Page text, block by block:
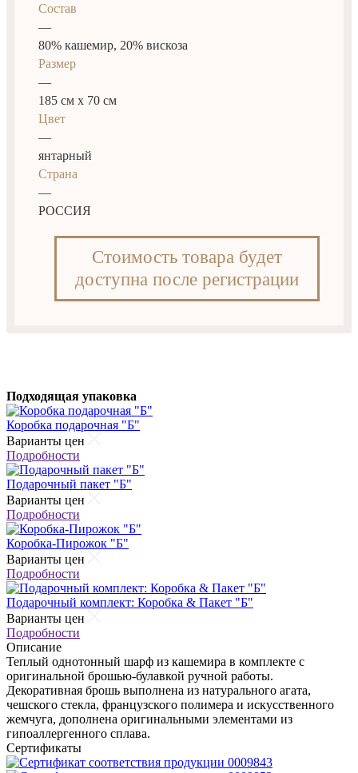
Состав
—
80% кашемир, 20% вискоза
Размер
—
185 см х 70 см
Цвет
—
янтарный
Страна
—
РОССИЯ
Стоимость товара будет
доступна после регистрации
Подходящая упаковка
Коробка подарочная "Б"
Варианты цен
Подробности
Подарочный пакет "Б"
Варианты цен
Подробности
Коробка-Пирожок "Б"
Варианты цен
Подробности
Подарочный комплект: Коробка & Пакет "Б"
Варианты цен
Подробности
Описание
Теплый однотонный шарф из кашемира в комплекте с
оригинальной брошью-булавкой ручной работы.
Декоративная брошь выполнена из натурального агата,
чешского стекла, французского полимера и искусственного
жемчуга, дополнена оригинальными элементами из
гипоаллергенного сплава.
Сертификаты